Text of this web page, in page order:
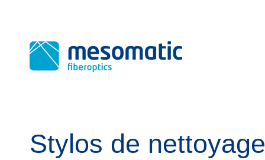
Stylos de nettoyage